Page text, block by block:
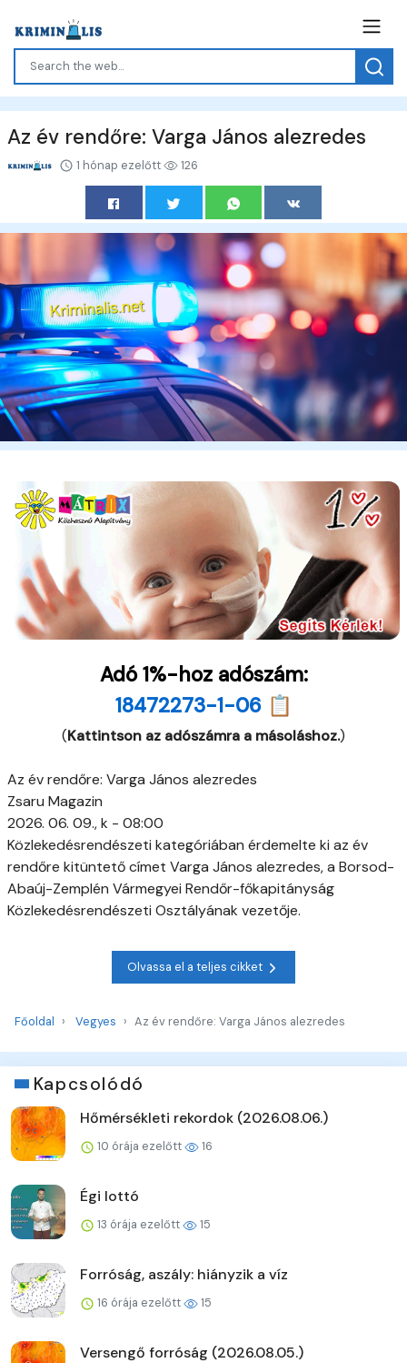
Az év rendőre: Varga János alezredes
1 hónap ezelőtt 126
Adó 1%-hoz adószám:
18472273-1-06 📋
(Kattintson az adószámra a másoláshoz.)
Az év rendőre: Varga János alezredes
Zsaru Magazin
2026. 06. 09., k - 08:00
Közlekedésrendészeti kategóriában érdemelte ki az év
rendőre kitüntető címet Varga János alezredes, a Borsod-
Abaúj-Zemplén Vármegyei Rendőr-főkapitányság
Közlekedésrendészeti Osztályának vezetője.
Olvassa el a teljes cikket
Főoldal Vegyes Az év rendőre: Varga János alezredes
Kapcsolódó
Hőmérsékleti rekordok (2026.08.06.)
10 órája ezelőtt 16
Égi lottó
13 órája ezelőtt 15
Forróság, aszály: hiányzik a víz
16 órája ezelőtt 15
Versengő forróság (2026.08.05.)